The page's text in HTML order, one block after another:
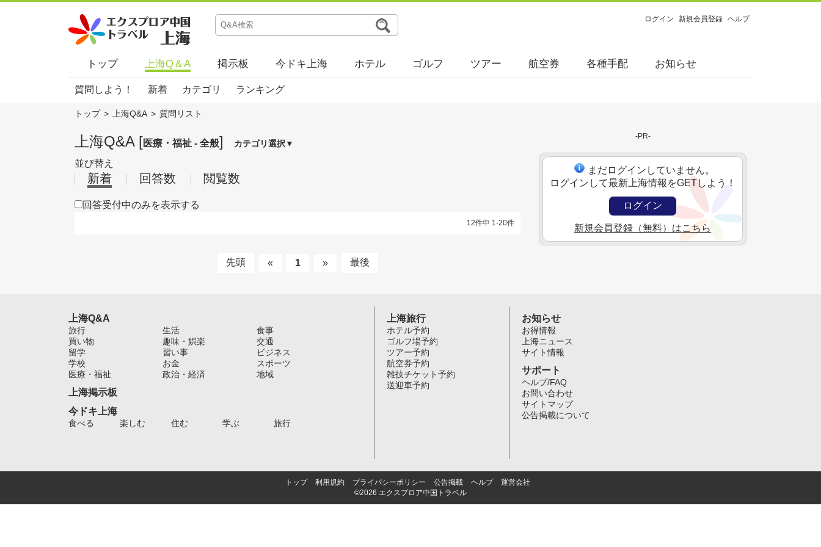
ログイン 新規会員登録 ヘルプ
トップ 上海Q＆A 掲示板 今ドキ上海 ホテル ゴルフ ツアー 航空券 各種手配 お知らせ
質問しよう！ 新着 カテゴリ ランキング
トップ > 上海Q&A > 質問リスト
上海Q&A [医療・福祉 - 全般] カテゴリ選択▼
並び替え
新着 回答数 閲覧数
回答受付中のみを表示する
12件中 1-20件
先頭 « 1 » 最後
-PR-
まだログインしていません。
ログインして最新上海情報をGETしよう！
ログイン
新規会員登録（無料）はこちら
上海Q&A
旅行 生活
食事
買い物
趣味・娯楽
交通
留学
習い事
ビジネス
学校
お金
スポーツ
医療・福祉
政治・経済 地域
上海掲示板
今ドキ上海
食べる 楽しむ 住む 学ぶ 旅行
上海旅行
ホテル予約
ゴルフ場予約
ツアー予約
航空券予約
雑技チケット予約
送迎車予約
お知らせ
お得情報
上海ニュース
サイト情報
サポート
ヘルプ/FAQ
お問い合わせ
サイトマップ
公告掲載について
トップ 利用規約 プライバシーポリシー 公告掲載 ヘルプ
運営会社
©2026 エクスプロア中国トラベル